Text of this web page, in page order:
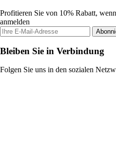
Profitieren Sie von 10% Rabatt,
anmelden
Bleiben Sie in Verbindung
Folgen Sie uns in den sozialen